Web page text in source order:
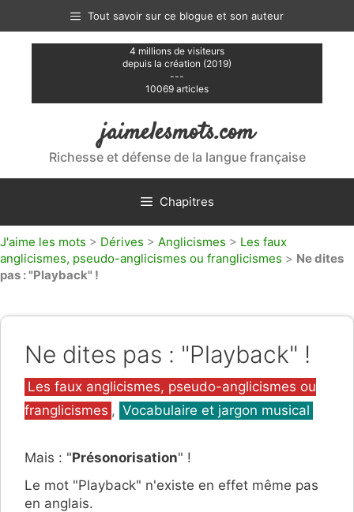
contenu
Tout savoir sur ce blogue et son auteur
4 millions de visiteurs
depuis la création (2019)
---
10069 articles
jaimelesmots.com
Richesse et défense de la langue française
Chapitres
J'aime les mots > Dérives > Anglicismes > Les faux
anglicismes, pseudo-anglicismes ou franglicismes > Ne dites
pas : "Playback" !
Ne dites pas : "Playback" !
Catégories
Les faux anglicismes, pseudo-anglicismes ou
franglicismes , Vocabulaire et jargon musical
Mais : "Présonorisation" !
Le mot "Playback" n'existe en effet même pas
en anglais.